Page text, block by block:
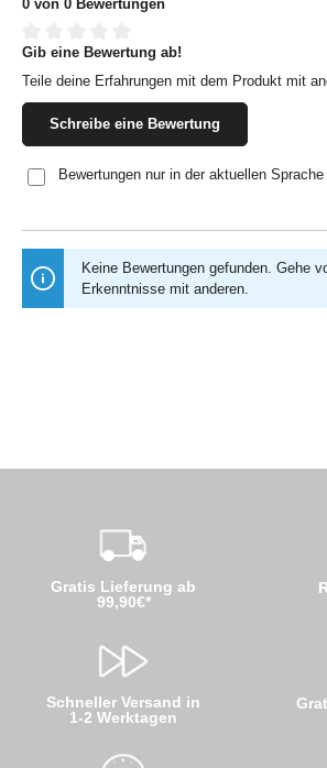
0 von 0 Bewertungen
Durchschnittliche Bewertung von 0 von 5 Sternen
Gib eine Bewertung ab!
Teile deine Erfahrungen mit dem Produkt mit
Schreibe eine Bewertung
Bewertungen nur in der aktuellen
Keine Bewertungen gefunden. Gehe
Erkenntnisse mit anderen.
Gratis Lieferung ab
99,90€*
Schneller Versand in
1-2 Werktagen